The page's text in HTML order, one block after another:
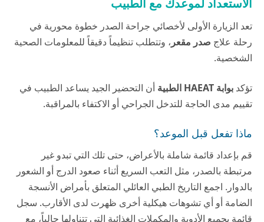
الاستعداد لموعدك مع الطبيب
تعد الزيارة الأولى لأخصائي جراحة الصدر خطوة محورية في
رحلة علاج صدر مقعر ، وتتطلب تنظيماً دقيقاً للمعلومات الصحية
الشخصية.
تؤكد بوابة HAEAT الطبية
أن التحضير الجيد يساعد الطبيب في
تقييم مدى الحاجة للتدخل الجراحي أو الاكتفاء بالمراقبة.
ماذا تفعل قبل الموعد؟
قم بإعداد قائمة شاملة بالأعراض، حتى تلك التي تبدو غير
مرتبطة بالصدر، مثل التعب السريع أثناء صعود الدرج أو الشعور
بالدوار. اجمع التاريخ الطبي العائلي المتعلق بأمراض الأنسجة
الضامة أو أي تشوهات هيكلية أخرى ظهرت لدى الأقارب. سجل
قائمة بجميع الأدوية والمكملات الغذائية التي تتناولها حالياً، مع